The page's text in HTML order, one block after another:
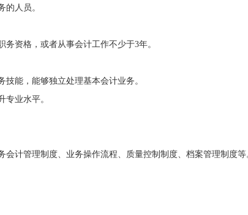
的人员。
资格，或者从事会计工作不少于3年。
能，能够独立处理基本会计业务。
业水平。
计管理制度、业务操作流程、质量控制制度、档案管理制度等